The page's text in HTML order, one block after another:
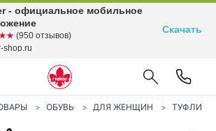
ОБУВЬ ДЛЯ ЖЕНЩИН ТУФЛИ
- официальное мобильное
(950 отзывов)
shop.ru
Скачать